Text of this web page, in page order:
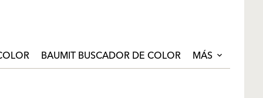
BAUMIT BUSCADOR DE COLOR MÁS